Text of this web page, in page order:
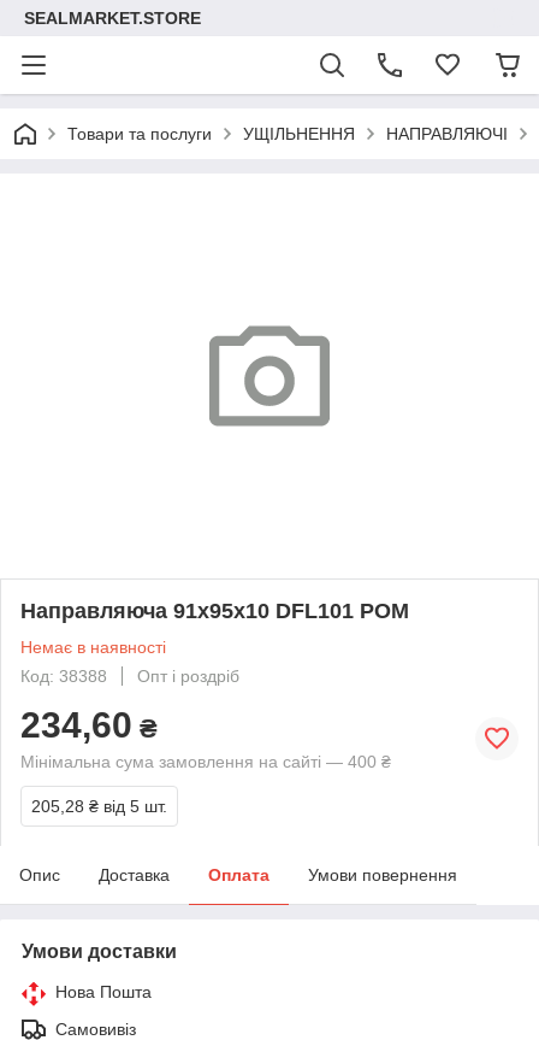
SEALMARKET.STORE
Товари та послуги УЩІЛЬНЕННЯ НАПРАВЛЯЮЧІ
Направляюча 91х95х10 DFL101 POM
Немає в наявності
Код: 38388
Опт і роздріб
234,60 ₴
Мінімальна сума замовлення на сайті — 400 ₴
205,28 ₴ від 5 шт.
Опис Доставка Оплата Умови повернення
Умови доставки
Нова Пошта
Самовивіз